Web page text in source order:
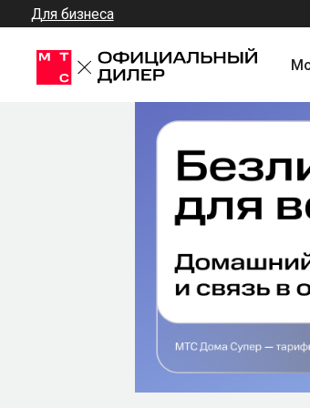
Для бизнеса
Подключите